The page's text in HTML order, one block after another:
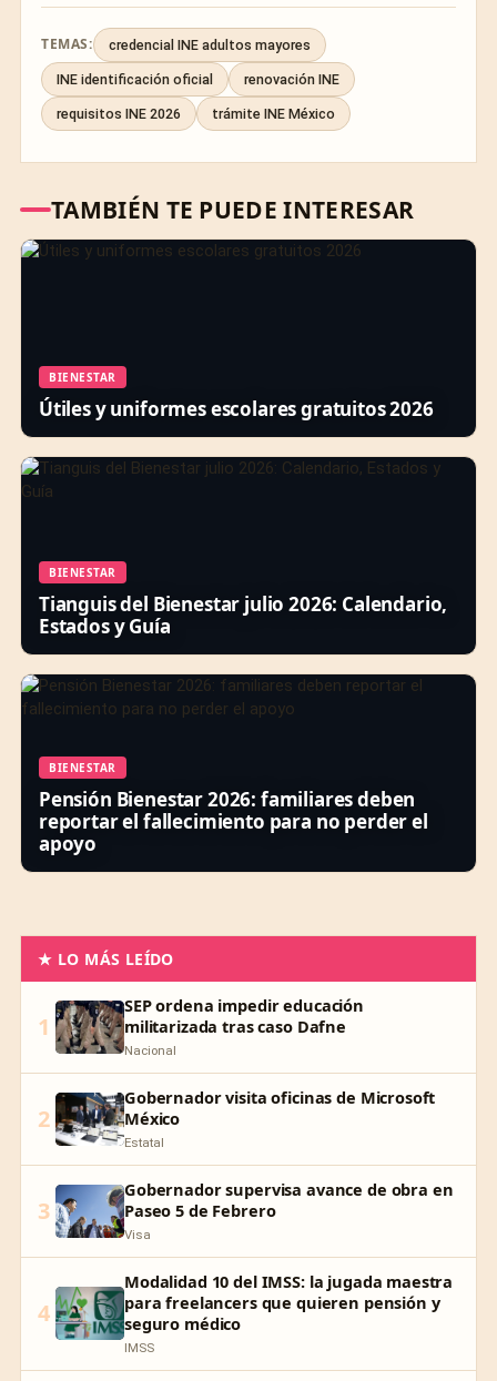
TEMAS: credencial INE adultos mayores
INE identificación oficial renovación INE
requisitos INE 2026 trámite INE México
TAMBIÉN TE PUEDE INTERESAR
BIENESTAR
Útiles y uniformes escolares gratuitos 2026
BIENESTAR
Tianguis del Bienestar julio 2026: Calendario,
Estados y Guía
BIENESTAR
Pensión Bienestar 2026: familiares deben
reportar el fallecimiento para no perder el
apoyo
★ LO MÁS LEÍDO
1
SEP ordena impedir educación
militarizada tras caso Dafne
Nacional
2
Gobernador visita oficinas de Microsoft
México
Estatal
3
Gobernador supervisa avance de obra en
Paseo 5 de Febrero
Visa
4
Modalidad 10 del IMSS: la jugada maestra
para freelancers que quieren pensión y
seguro médico
IMSS